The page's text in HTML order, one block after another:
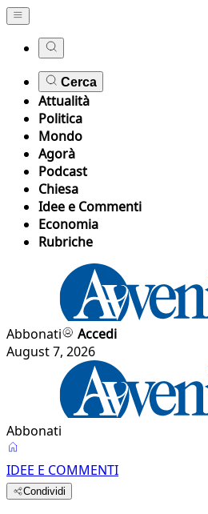
Cerca
Attualità
Politica
Mondo
Agorà
Podcast
Chiesa
Idee e Commenti
Economia
Rubriche
Abbonati
Accedi
August 7, 2026
Abbonati
IDEE E COMMENTI
Condividi